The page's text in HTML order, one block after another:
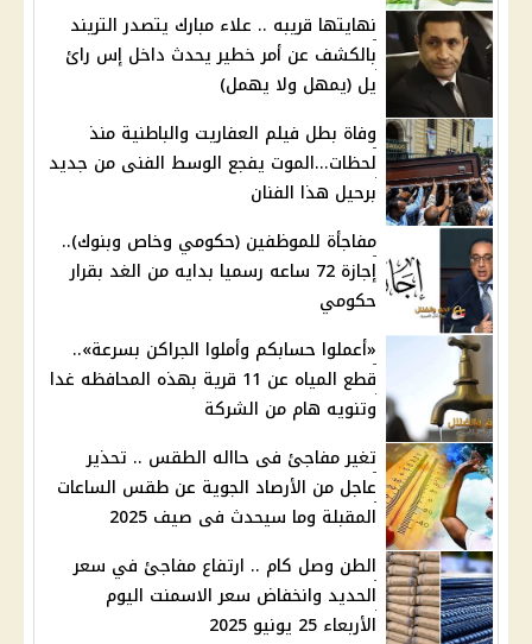
نهايتها قريبه .. علاء مبارك يتصدر التريند
بالكشف عن أمر خطير يحدث داخل إس رائ
يل (يمهل ولا يهمل)
وفاة بطل فيلم العفاريت والباطنية منذ
لحظات...الموت يفجع الوسط الفنى من جديد
برحيل هذا الفنان
مفاجأة للموظفين (حكومي وخاص وبنوك)..
إجازة 72 ساعه رسميا بدايه من الغد بقرار
حكومي
«أعملوا حسابكم وأملوا الجراكن بسرعة»..
قطع المياه عن 11 قرية بهذه المحافظه غدا
وتنويه هام من الشركة
تغير مفاجئ فى حااله الطقس .. تحذير
عاجل من الأرصاد الجوية عن طقس الساعات
المقبلة وما سيحدث فى صيف 2025
الطن وصل كام .. ارتفاع مفاجئ في سعر
الحديد وانخفاض سعر الاسمنت اليوم
الأربعاء 25 يونيو 2025